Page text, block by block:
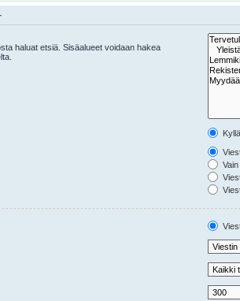
haluat etsiä. Sisäalueet voidaan hakea